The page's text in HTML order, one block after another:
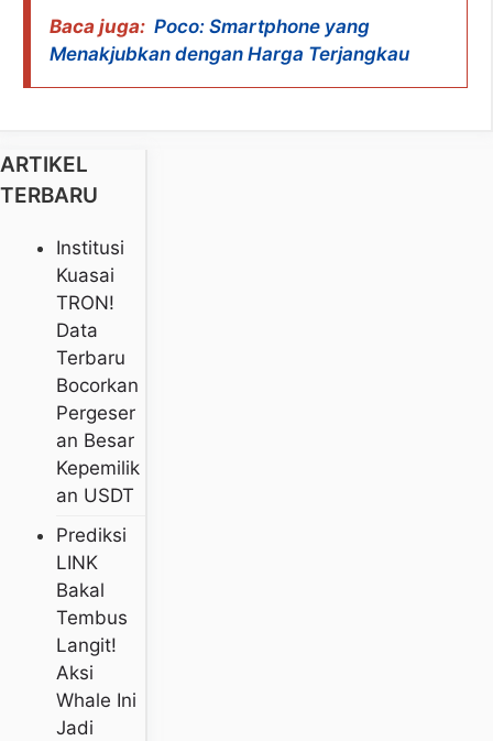
Baca juga: Poco: Smartphone yang
Menakjubkan dengan Harga Terjangkau
ARTIKEL
TERBARU
Institusi
Kuasai
TRON!
Data
Terbaru
Bocorkan
Pergeser
An Besar
Kepemilik
An USDT
Prediksi
LINK
Bakal
Tembus
Langit!
Aksi
Whale Ini
Jadi